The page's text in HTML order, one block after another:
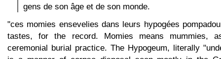
gens de son âge et de son monde.
"ces momies ensevelies dans leurs hypogées
tastes, for the record. Momies means mummies,
ceremonial burial practice. The Hypogeum, literally